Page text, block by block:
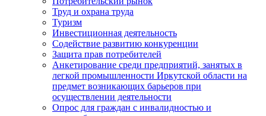
Труд и охрана труда
Туризм
Инвестиционная деятельность
Содействие развитию конкуренции
Защита прав потребителей
Анкетирование среди предприятий, занятых в
легкой промышленности Иркутской области на
предмет возникающих барьеров при
осуществлении деятельности
Опрос для граждан с инвалидностью и